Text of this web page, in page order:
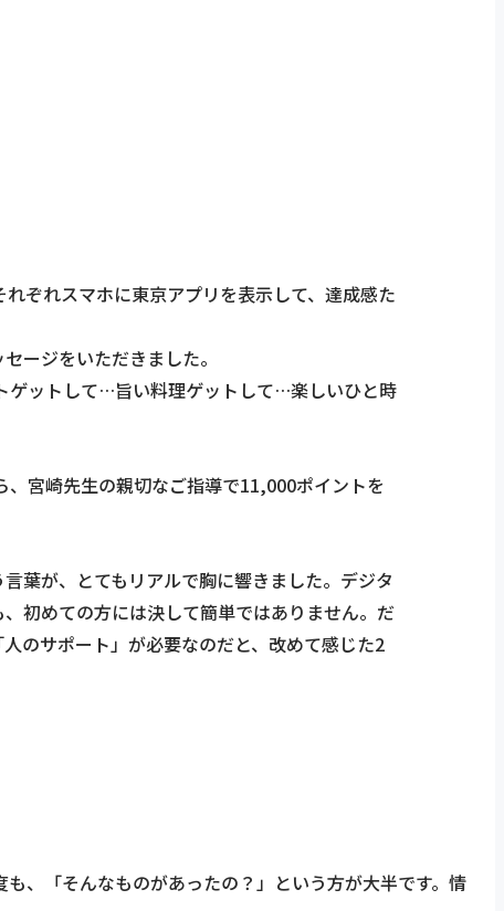
ぞれスマホに東京アプリを表示して、達成感た
ージをいただきました。
ゲットして…旨い料理ゲットして…楽しいひと時
宮崎先生の親切なご指導で11,000ポイントを
葉が、とてもリアルで胸に響きました。デジタ
初めての方には決して簡単ではありません。だ
のサポート」が必要なのだと、改めて感じた2
、「そんなものがあったの？」という方が大半です。情